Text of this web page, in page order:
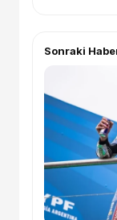
Sonraki